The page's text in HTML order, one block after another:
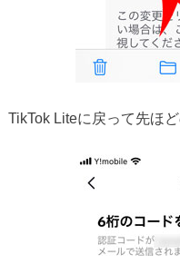
TikTok Liteに戻って先ほ